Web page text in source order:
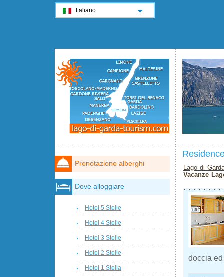
Lago di
Vacanze
doccia
Prenotazione alberghi
Dove alloggiare
Hotel 5 Stelle
Hotel 4 Stelle
Hotel 3 Stelle
Hotel 2 Stelle
Hotel 1 Stella
Italiano